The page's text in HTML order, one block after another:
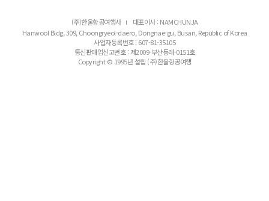
(주)한울항공여행사 l
대표이사 : NAMCHUNJA
Hanwool Bldg, 309, Choongryeol-daero, Dongnae-gu, Busan, Republic of Korea
사업자등록번호 : 607-81-35105
통신판매업신고번호 : 제2009-부산동래-0151호
Copyright © 1995년 설립 (주)한울항공여행